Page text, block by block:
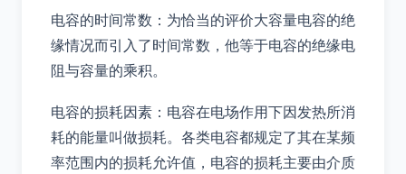
电容的时间常数：为恰当的评价大容量电容的绝
缘情况而引入了时间常数，他等于电容的绝缘电
阻与容量的乘积。
电容的损耗因素：电容在电场作用下因发热所消
耗的能量叫做损耗。各类电容都规定了其在某频
率范围内的损耗允许值，电容的损耗主要由介质